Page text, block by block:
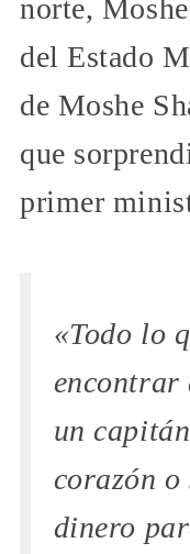
norte,
del Estado
de Moshe
que
primer
«Todo lo
un
corazón
dinero